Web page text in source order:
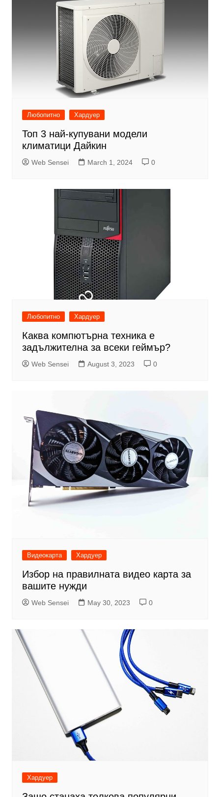
Любопитно Хардуер
Топ 3 най-купувани модели
климатици Дайкин
Web Sensei March 1, 2024 0
Любопитно Хардуер
Каква компютърна техника е
задължителна за всеки геймър?
Web Sensei August 3, 2023 0
Видеокарта Хардуер
Избор на правилната видео карта за
вашите нужди
Web Sensei May 30, 2023 0
Хардуер